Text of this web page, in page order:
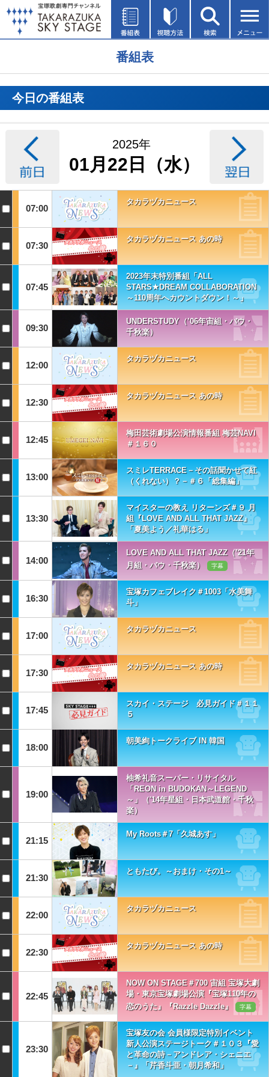
番組表
今日の番組表
2025年
01月22日（水）
07:00
タカラヅカニュース
07:30
タカラヅカニュース あの時
07:45
2023年末特別番組「ALL
STARS★DREAM COLLABORATION
～110周年へカウントダウン！～」
09:30
UNDERSTUDY（’06年宙組・バウ・
千秋楽）
12:00
タカラヅカニュース
12:30
タカラヅカニュース あの時
12:45
梅田芸術劇場公演情報番組 梅芸NAVI
＃１６０
13:00
スミレTERRACE－その話聞かせて紅
（くれない）？－＃６「総集編」
13:30
マイスターの教え リターンズ＃９ 月
組『LOVE AND ALL THAT JAZZ』
「夏美よう／礼華はる」
14:00
LOVE AND ALL THAT JAZZ（’21年
月組・バウ・千秋楽）
字幕
16:30
宝塚カフェブレイク＃1003「水美舞
斗」
17:00
タカラヅカニュース
17:30
タカラヅカニュース あの時
17:45
スカイ・ステージ 必見ガイド＃１１
５
18:00
朝美絢トークライブ IN 韓国
19:00
柚希礼音スーパー・リサイタル
「REON in BUDOKAN～LEGEND
～」（'14年星組・日本武道館・千秋
楽）
21:15
My Roots＃7「久城あす」
21:30
ともたび。～おまけ・その1～
22:00
タカラヅカニュース
22:30
タカラヅカニュース あの時
22:45
NOW ON STAGE＃700 宙組 宝塚大劇
場・東京宝塚劇場公演『宝塚110年の
恋のうた』『Razzle Dazzle』
字幕
23:30
宝塚友の会 会員様限定特別イベント
新人公演ステージトーク＃１０３『愛
と革命の詩－アンドレア・シェニエ
－』「芹香斗亜・朝月希和」